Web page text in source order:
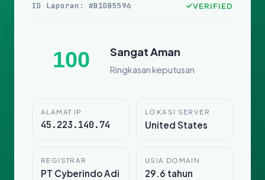
ID Laporan: #B1DB5596 VERIFIED
100 Sangat Aman
Ringkasan keputusan
ALAMAT IP
45.223.140.74
LOKASI SERVER
United States
REGISTRAR
PT Cyberindo Adi
USIA DOMAIN
29.6 tahun